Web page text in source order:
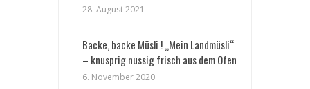
28. August 2021
Backe, backe Müsli ! „Mein Landmüsli“
– knusprig nussig frisch aus dem Ofen
6. November 2020